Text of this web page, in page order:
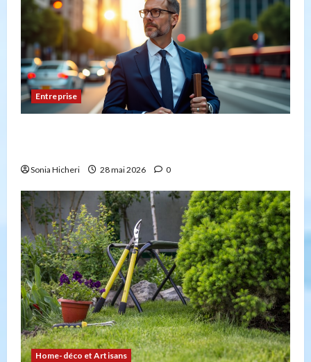
Entreprise
Sonia Hicheri 28 mai 2026 0
Home-déco et Artisans